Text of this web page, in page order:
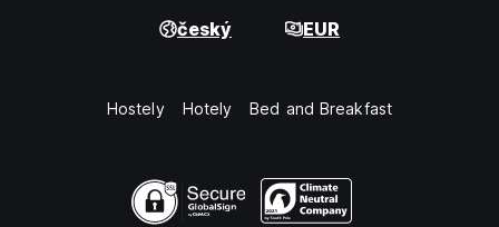
český EUR
Hostely Hotely Bed and Breakfast